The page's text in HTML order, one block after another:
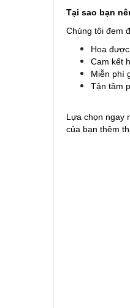
Tại sao bạn
Chúng tôi đem
Hoa
Cam kết
Miễn phí
Tận tâm
Lựa chọn ngay
của bạn thêm